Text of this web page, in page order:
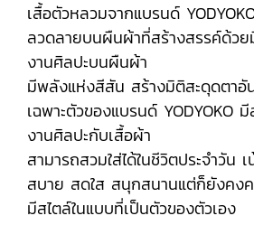
เสื้อตัวหลวมจากแบรนด์
ลวดลายบนผืนผ้าที่สร้างสรรค์ด้ว
งานศิลปะบนผืนผ้า
มีพลังแห่งสีสัน สร้างมิติสะดุดตา
เฉพาะตัวของแบรนด์ YODYOKO
งานศิลปะกับเสื้อผ้า
สามารถสวมใส่ได้ในชีวิตประจำวัน
สบาย สดใส สนุกสนานแต่ก็ยังคงค
มีสไตล์ในแบบที่เป็นตัวของตัวเอง